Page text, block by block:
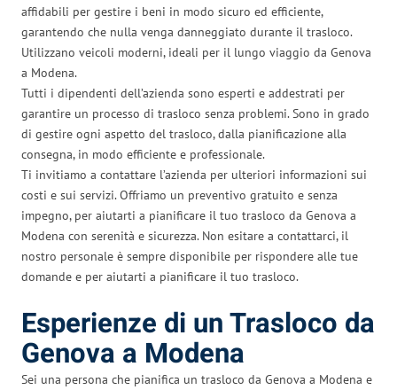
affidabili per gestire i beni in modo sicuro ed efficiente,
garantendo che nulla venga danneggiato durante il trasloco.
Utilizzano veicoli moderni, ideali per il lungo viaggio da Genova
a Modena.
Tutti i dipendenti dell’azienda sono esperti e addestrati per
garantire un processo di trasloco senza problemi. Sono in grado
di gestire ogni aspetto del trasloco, dalla pianificazione alla
consegna, in modo efficiente e professionale.
Ti invitiamo a contattare l’azienda per ulteriori informazioni sui
costi e sui servizi. Offriamo un preventivo gratuito e senza
impegno, per aiutarti a pianificare il tuo trasloco da Genova a
Modena con serenità e sicurezza. Non esitare a contattarci, il
nostro personale è sempre disponibile per rispondere alle tue
domande e per aiutarti a pianificare il tuo trasloco.
Esperienze di un Trasloco da
Genova a Modena
Sei una persona che pianifica un trasloco da Genova a Modena e